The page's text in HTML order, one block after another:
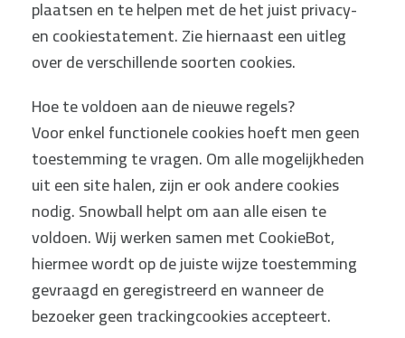
plaatsen en te helpen met de het juist privacy-
en cookiestatement. Zie hiernaast een uitleg
over de verschillende soorten cookies.
Hoe te voldoen aan de nieuwe regels?
Voor enkel functionele cookies hoeft men geen
toestemming te vragen. Om alle mogelijkheden
uit een site halen, zijn er ook andere cookies
nodig. Snowball helpt om aan alle eisen te
voldoen. Wij werken samen met CookieBot,
hiermee wordt op de juiste wijze toestemming
gevraagd en geregistreerd en wanneer de
bezoeker geen trackingcookies accepteert.